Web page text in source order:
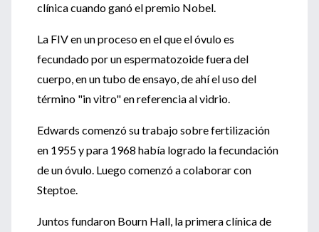
clínica cuando ganó el premio Nobel.
La FIV en un proceso en el que el óvulo es
fecundado por un espermatozoide fuera del
cuerpo, en un tubo de ensayo, de ahí el uso del
término "in vitro" en referencia al vidrio.
Edwards comenzó su trabajo sobre fertilización
en 1955 y para 1968 había logrado la fecundación
de un óvulo. Luego comenzó a colaborar con
Steptoe.
Juntos fundaron Bourn Hall, la primera clínica de